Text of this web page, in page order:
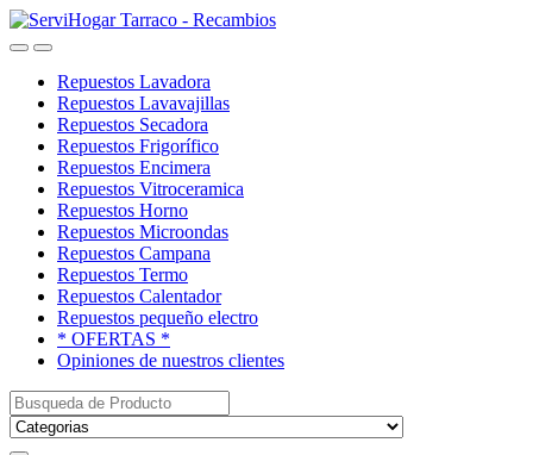
Saltar
a
saltar
al
OpenClose
Repuestos Lavadora
Repuestos Lavavajillas
Repuestos Secadora
Repuestos Frigorífico
Repuestos Encimera
Repuestos Vitroceramica
Repuestos Horno
Repuestos Microondas
Repuestos Campana
Repuestos Termo
Repuestos Calentador
Repuestos pequeño electro
* OFERTAS *
Opiniones de nuestros clientes
Buscar: